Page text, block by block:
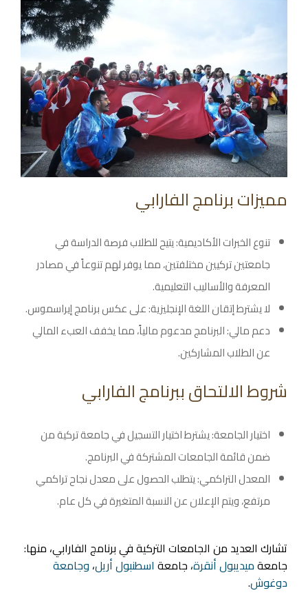
مميزات برنامج الفارابي
تنوع الخبرات الأكاديمية: يتيح للطلاب فرصة الدراسة في
جامعتين تركيين مختلفتين، مما يوفر لهم تنوعاً في مصادر
المعرفة والأساليب التعليمية.
لا يشترط إتقان اللغة الإنجليزية: على عكس برنامج إيراسموس.
دعم مالي: البرنامج مدعوم مالياً، مما يخفف العبء المالي
عن الطلاب المشاركين.
شروط الالتحاق ببرنامج الفارابي
اختيار الجامعة: يشترط اختيار التسجيل في جامعة تركية من
ضمن قائمة الجامعات المشتركة في البرنامج.
المعدل التراكمي: يتطلب الحصول على معدل نجاح تراكمي
مرتفع، ويتم الإعلان عن النسبة المتغيرة في كل عام.
تشارك العديد من الجامعات التركية في برنامج الفارابي، منها:
جامعةميديبول أنقرة، جامعة اسطنبول أريل، وجامعة
دوغوش.